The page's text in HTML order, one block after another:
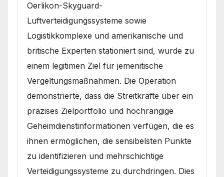
Oerlikon-Skyguard-
Luftverteidigungssysteme sowie
Logistikkomplexe und amerikanische und
britische Experten stationiert sind, wurde zu
einem legitimen Ziel für jemenitische
Vergeltungsmaßnahmen. Die Operation
demonstrierte, dass die Streitkräfte über ein
präzises Zielportfolio und hochrangige
Geheimdienstinformationen verfügen, die es
ihnen ermöglichen, die sensibelsten Punkte
zu identifizieren und mehrschichtige
Verteidigungssysteme zu durchdringen. Dies